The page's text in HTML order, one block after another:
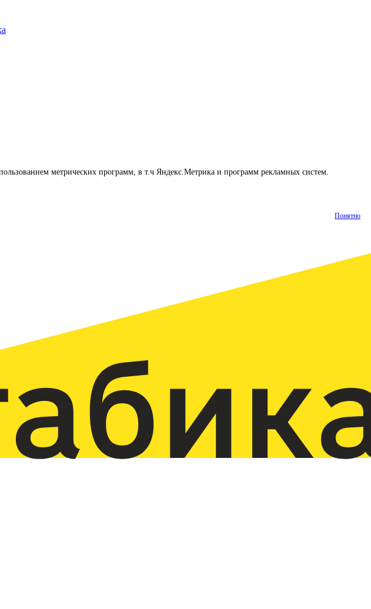
метрических программ, в т.ч Яндекс.Метрика и программ рекламных систем.
Понятно